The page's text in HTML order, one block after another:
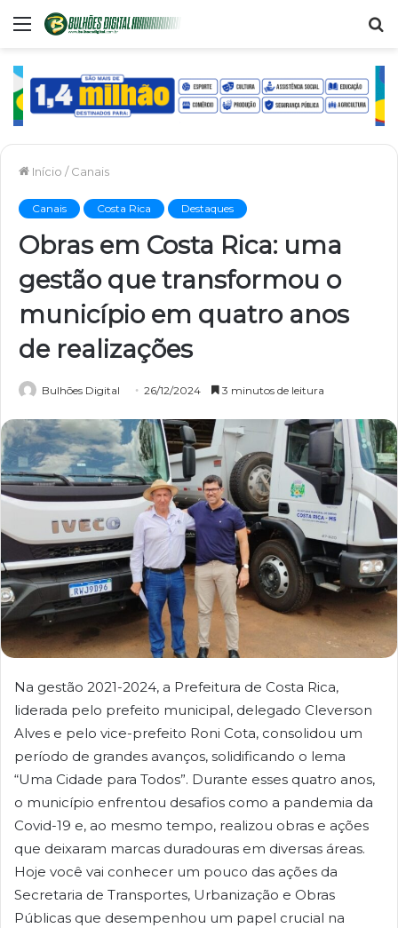
Menu
Início / Canais
Canais Costa Rica Destaques
Obras em Costa Rica: uma
gestão que transformou o
município em quatro anos
de realizações
Bulhões Digital 26/12/2024 3 minutos de leitura
Na gestão 2021-2024, a Prefeitura de Costa Rica,
liderada pelo prefeito municipal, delegado Cleverson
Alves e pelo vice-prefeito Roni Cota, consolidou um
período de grandes avanços, solidificando o lema
“Uma Cidade para Todos”. Durante esses quatro anos,
o município enfrentou desafios como a pandemia da
Covid-19 e, ao mesmo tempo, realizou obras e ações
que deixaram marcas duradouras em diversas áreas.
Hoje você vai conhecer um pouco das ações da
Secretaria de Transportes, Urbanização e Obras
Públicas que desempenhou um papel crucial na